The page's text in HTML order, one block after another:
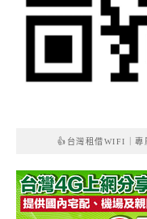
👍台灣租借WIFI｜